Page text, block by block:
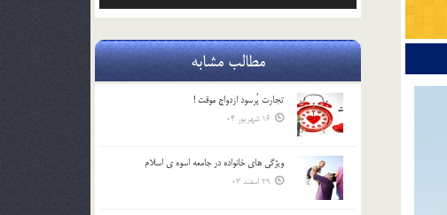
یا
صدا
کلیدهای
مطالب مشابه
تجارت پُرسود ازدواج موقت !
16 شهریور 04
ويژگي هاي خانواده در جامعه اسوه ي اسلام
29 اسفند 03